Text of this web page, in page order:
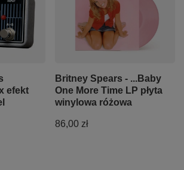
efekt
Britney Spears - ...Baby
One More Time LP płyta
winylowa różowa
86,00 zł